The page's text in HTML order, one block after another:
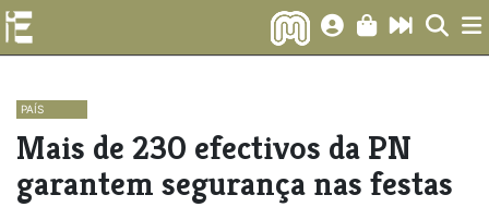
PAÍS
​Mais de 230 efectivos da PN
garantem segurança nas festas